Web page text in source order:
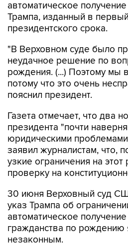
автоматическое
Трампа, изданный в
президентского срока.
"В Верховном суде было
неудачное решение по
рождения. (...) Поэтому мы
потому что это очень
пояснил президент.
Газета отмечает, что два
президента "почти
юридическими
заявил журналистам, что,
узкие ограничения на этот
проверку на
30 июня Верховный суд
указ Трампа об
автоматическое
гражданства по рождению
незаконным.